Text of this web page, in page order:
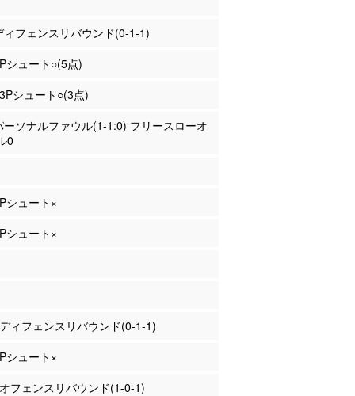
ィフェンスリバウンド(0-1-1)
シュート○(5点)
シュート○(3点)
ーソナルファウル(1-1:0) フリースローオ
0
シュート×
シュート×
ィフェンスリバウンド(0-1-1)
シュート×
フェンスリバウンド(1-0-1)